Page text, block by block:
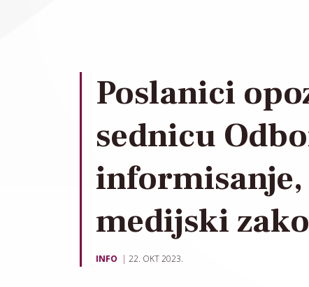
Poslanici
sednicu
informisanje,
medijski
INFO 22. OKT 2023.